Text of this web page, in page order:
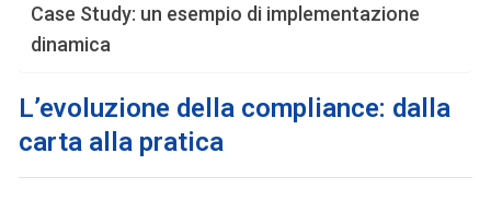
Case Study: un esempio di implementazione
dinamica
L’evoluzione della compliance: dalla
carta alla pratica